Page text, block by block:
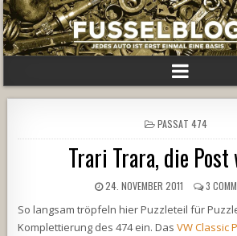
POSTED
IN
PASSAT 474
Trari Trara, die Post
24. NOVEMBER 2011 3
So langsam tröpfeln hier Puzzleteil für
Komplettierung des 474 ein. DasVW Classic